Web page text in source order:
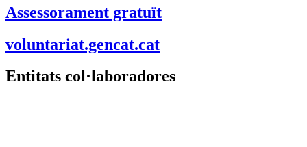
Assessorament gratuït
voluntariat.gencat.cat
Entitats col·laboradores